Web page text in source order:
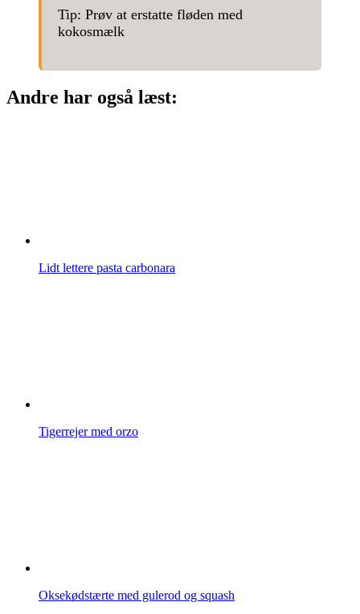
Tip: Prøv at erstatte fløden med
kokosmælk
Andre har også læst:
Lidt lettere pasta carbonara
Tigerrejer med orzo
Oksekødstærte med gulerod og squash